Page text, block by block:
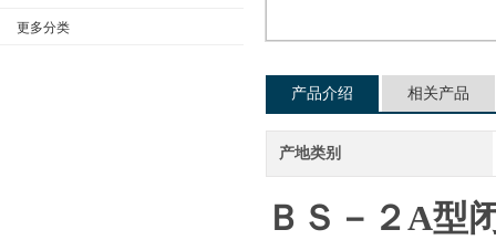
更多分类
产品介绍 相关产品
产地类别
ＢＳ－２A型